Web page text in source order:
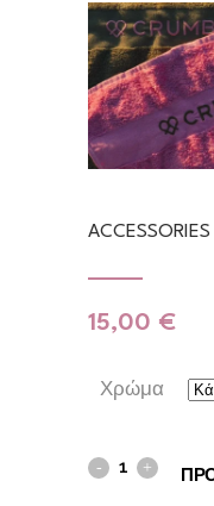
ACCESSORIES
15,00 €
Χρώμα
Gym